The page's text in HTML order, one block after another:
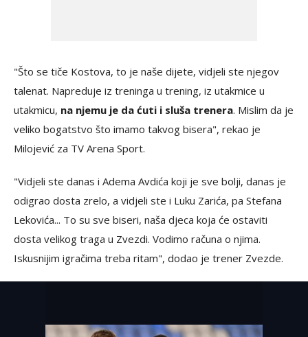
"Što se tiče Kostova, to je naše dijete, vidjeli ste njegov
talenat. Napreduje iz treninga u trening, iz utakmice u
utakmicu, na njemu je da ćuti i sluša trenera. Mislim da je
veliko bogatstvo što imamo takvog bisera", rekao je
Milojević za TV Arena Sport.
"Vidjeli ste danas i Adema Avdića koji je sve bolji, danas je
odigrao dosta zrelo, a vidjeli ste i Luku Zarića, pa Stefana
Lekovića... To su sve biseri, naša djeca koja će ostaviti
dosta velikog traga u Zvezdi. Vodimo računa o njima.
Iskusnijim igračima treba ritam", dodao je trener Zvezde.